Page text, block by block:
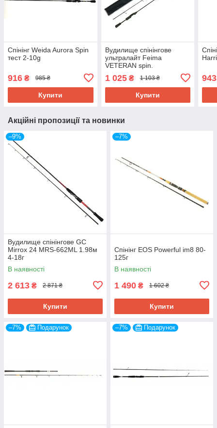
Спінінг Weida Aurora Spin
тест 2-10g
916 ₴ 985 ₴
Купити
Вудилище спінінгове
ультралайт Feima
VETERAN spin.
1 025₴ 1 103 ₴
Купити
943
Акційні пропозиції та новинки
–9%
Вудилище спінінгове GC
Mirrox 24 MRS-662ML 1.98м
4-18г
В наявності
2 613 ₴ 2 871 ₴
Купити
–7%
Спінінг EOS Powerful im8 80-
125г
В наявності
1 490 ₴ 1 602 ₴
Купити
–7% Подарунок –7% Подарунок